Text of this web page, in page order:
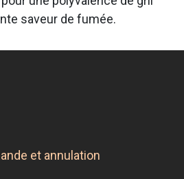
saveur de fumée.
et annulation